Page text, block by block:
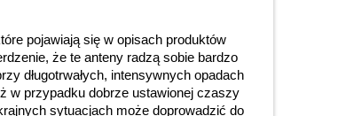
pojawiają się w opisach produktów
że te anteny radzą sobie bardzo
długotrwałych, intensywnych opadach
w przypadku dobrze ustawionej czaszy
sytuacjach może doprowadzić do